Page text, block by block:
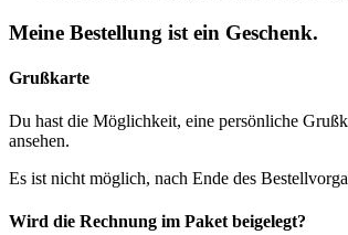
Meine Bestellung ist ein Geschenk.
Grußkarte
Du hast die Möglichkeit, eine persönliche
ansehen.
Es ist nicht möglich, nach Ende des
Wird die Rechnung im Paket beigelegt?